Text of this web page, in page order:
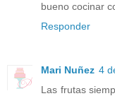
bueno cocinar
Responder
Mari Nuñez 4
Las frutas